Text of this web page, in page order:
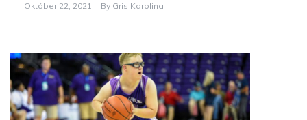
Október 22, 2021 By Gris Karolina